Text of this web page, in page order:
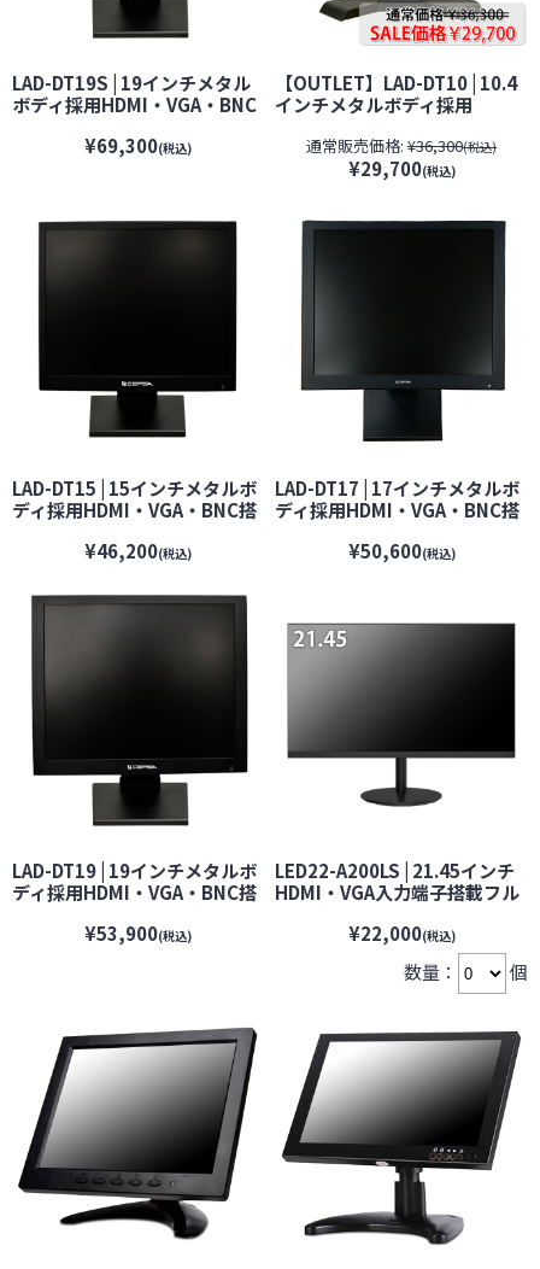
LAD-DT19S | 19インチメタル
ボディ採用HDMI・VGA・BNC
【VESA100】 【CEPSA】 【セ
¥69,300(税込)
【OUTLET】LAD-DT10 | 10.4
インチメタルボディ採用
ニター【VESA100】
【CEPSA】 【セプサ】【防犯
通常販売価格: ¥36,300(税込)
¥29,700(税込)
LAD-DT15 | 15インチメタルボ
ディ採用HDMI・VGA・BNC搭
【VESA100】 【CEPSA】 【セ
カメラ】【セキュリティーカメ
¥46,200(税込)
LAD-DT17 | 17インチメタルボ
ディ採用HDMI・VGA・BNC搭
【CEPSA】 【セプサ】【防犯
¥50,600(税込)
LAD-DT19 | 19インチメタルボ
ディ採用HDMI・VGA・BNC搭
【CEPSA】 【セプサ】【防犯
¥53,900(税込)
LED22-A200LS | 21.45インチ
HDMI・VGA入力端子搭載フル
【防犯カメラ】【監視カメ
ラ】【セキュリティーカメラ】
¥22,000(税込)
数量： 個